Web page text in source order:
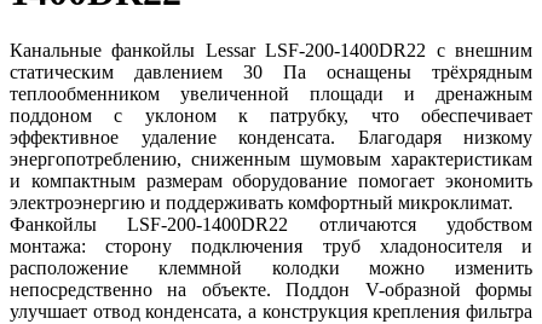
Канальные фанкойлы Lessar LSF-200-1400DR22 с внешним
статическим давлением 30 Па оснащены трёхрядным
теплообменником увеличенной площади и дренажным
поддоном с уклоном к патрубку, что обеспечивает
эффективное удаление конденсата. Благодаря низкому
энергопотреблению, сниженным шумовым характеристикам
и компактным размерам оборудование помогает экономить
электроэнергию и поддерживать комфортный микроклимат.
Фанкойлы LSF-200-1400DR22 отличаются удобством
монтажа: сторону подключения труб хладоносителя и
расположение клеммной колодки можно изменить
непосредственно на объекте. Поддон V-образной формы
улучшает отвод конденсата, а конструкция крепления фильтра